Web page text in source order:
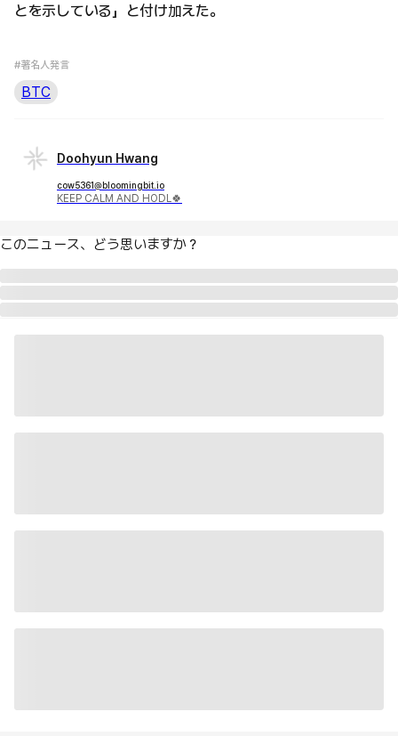
とを示している」と付け加えた。
#著名人発言
BTC
Doohyun Hwang
cow5361@bloomingbit.io
KEEP CALM AND HODL🍀
このニュース、どう思いますか？